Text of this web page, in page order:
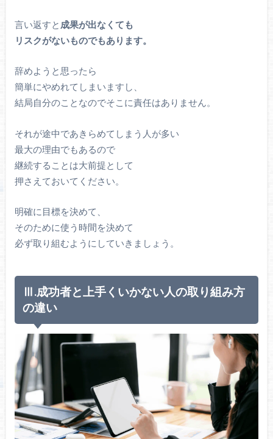
言い返すと 成果が出なくても
リスクがないものでもあります。
辞めようと思ったら
簡単にやめれてしまいますし、
結局自分のことなのでそこに責任はありません。
それが途中であきらめてしまう人が多い
最大の理由でもあるので
継続することは大前提として
押さえておいてください。
明確に目標を決めて、
そのために使う時間を決めて
必ず取り組むようにしていきましょう。
Ⅲ.成功者と上手くいかない人の取り組み方
の違い